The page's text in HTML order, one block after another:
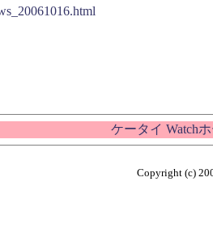
ケータイ Watch
Copyright (c)